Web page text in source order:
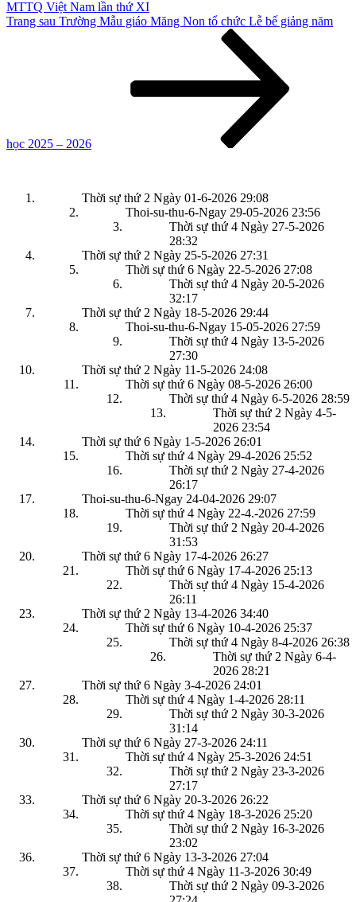
MTTQ Việt Nam lần thứ XI
Bài
Trang sau Trường Mẫu giáo Măng Non tổ chức Lễ bế giảng năm
học 2025 – 2026
Thời sự thứ 2 Ngày 01-6-2026 29:08
Thoi-su-thu-6-Ngay 29-05-2026 23:56
Thời sự thứ 4 Ngày 27-5-2026
28:32
Thời sự thứ 2 Ngày 25-5-2026 27:31
Thời sự thứ 6 Ngày 22-5-2026 27:08
Thời sự thứ 4 Ngày 20-5-2026
32:17
Thời sự thứ 2 Ngày 18-5-2026 29:44
Thoi-su-thu-6-Ngay 15-05-2026 27:59
Thời sự thứ 4 Ngày 13-5-2026
27:30
Thời sự thứ 2 Ngày 11-5-2026 24:08
Thời sự thứ 6 Ngày 08-5-2026 26:00
Thời sự thứ 4 Ngày 6-5-2026 28:59
Thời sự thứ 2 Ngày 4-5-
2026 23:54
Thời sự thứ 6 Ngày 1-5-2026 26:01
Thời sự thứ 4 Ngày 29-4-2026 25:52
Thời sự thứ 2 Ngày 27-4-2026
26:17
Thoi-su-thu-6-Ngay 24-04-2026 29:07
Thời sự thứ 4 Ngày 22-4.-2026 27:59
Thời sự thứ 2 Ngày 20-4-2026
31:53
Thời sự thứ 6 Ngày 17-4-2026 26:27
Thời sự thứ 6 Ngày 17-4-2026 25:13
Thời sự thứ 4 Ngày 15-4-2026
26:11
Thời sự thứ 2 Ngày 13-4-2026 34:40
Thời sự thứ 6 Ngày 10-4-2026 25:37
Thời sự thứ 4 Ngày 8-4-2026 26:38
Thời sự thứ 2 Ngày 6-4-
2026 28:21
Thời sự thứ 6 Ngày 3-4-2026 24:01
Thời sự thứ 4 Ngày 1-4-2026 28:11
Thời sự thứ 2 Ngày 30-3-2026
31:14
Thời sự thứ 6 Ngày 27-3-2026 24:11
Thời sự thứ 4 Ngày 25-3-2026 24:51
Thời sự thứ 2 Ngày 23-3-2026
27:17
Thời sự thứ 6 Ngày 20-3-2026 26:22
Thời sự thứ 4 Ngày 18-3-2026 25:20
Thời sự thứ 2 Ngày 16-3-2026
23:02
Thời sự thứ 6 Ngày 13-3-2026 27:04
Thời sự thứ 4 Ngày 11-3-2026 30:49
Thời sự thứ 2 Ngày 09-3-2026